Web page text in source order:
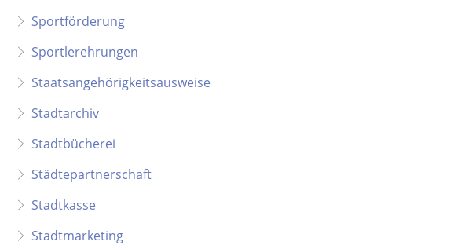
Sportförderung
Sportlerehrungen
Staatsangehörigkeitsausweise
Stadtarchiv
Stadtbücherei
Städtepartnerschaft
Stadtkasse
Stadtmarketing